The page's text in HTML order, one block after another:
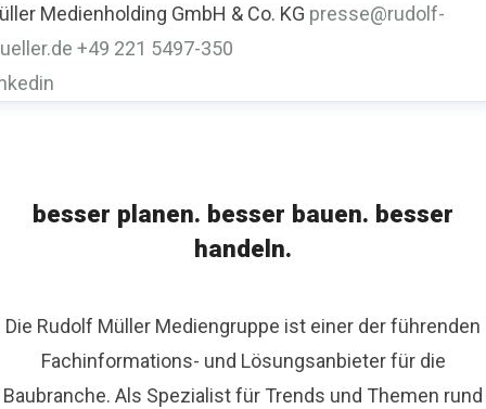
Medienholding GmbH & Co. KG presse@rudolf-
+49 221 5497-350
besser planen. besser bauen. besser
handeln.
Die Rudolf Müller Mediengruppe ist einer der führenden
Fachinformations- und Lösungsanbieter für die
Baubranche. Als Spezialist für Trends und Themen rund